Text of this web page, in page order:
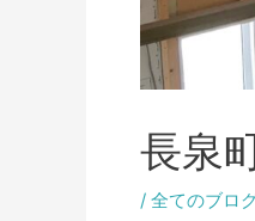
長泉
/ 全てのブロ